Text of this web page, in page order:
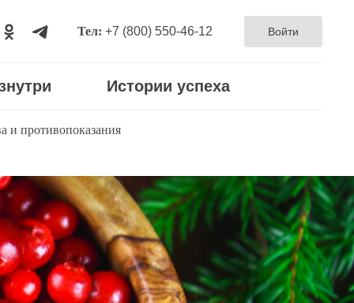
Тел: +7 (800) 550-46-12 Войти
Истории успеха
и противопоказания